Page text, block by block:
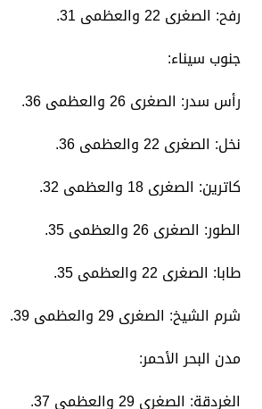
​رفح: الصغرى 22 والعظمى 31.
​جنوب سيناء:
​رأس سدر: الصغرى 26 والعظمى 36.
​نخل: الصغرى 22 والعظمى 36.
​كاترين: الصغرى 18 والعظمى 32.
​الطور: الصغرى 26 والعظمى 35.
​طابا: الصغرى 22 والعظمى 35.
​شرم الشيخ: الصغرى 29 والعظمى 39.
​مدن البحر الأحمر:
​الغردقة: الصغرى 29 والعظمى 37.